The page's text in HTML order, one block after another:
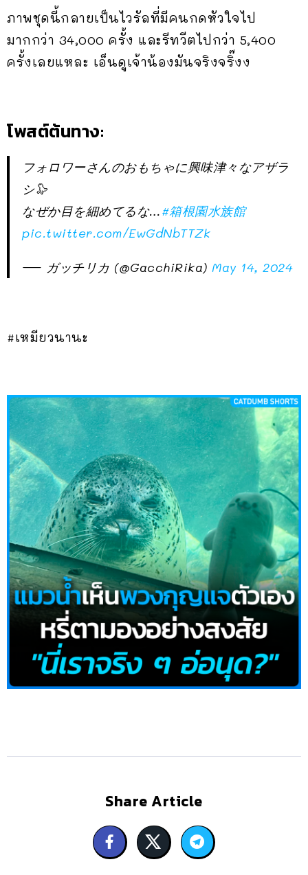
ภาพชุดนี้กลายเป็นไวรัลที่มีคนกดหัวใจไป
มากกว่า 34,000 ครั้ง และรีทวีตไปกว่า 5,400
ครั้งเลยแหละ เอ็นดูเจ้าน้องมันจริงจริ๊งง
โพสต์ต้นทาง:
フォロワーさんのおもちゃに興味津々なアザラ
シ🦭
なぜか目を細めてるな…#箱根園水族館
pic.twitter.com/EwGdNbTTZk
— ガッチリカ (@GacchiRika) May 14, 2024
#เหมียวนานะ
Share Article